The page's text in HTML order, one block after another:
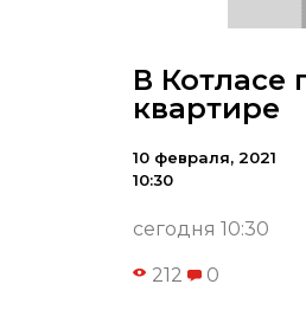
В Котласе
квартире
10 февраля, 2021
10:30
сегодня 10:30
212 0